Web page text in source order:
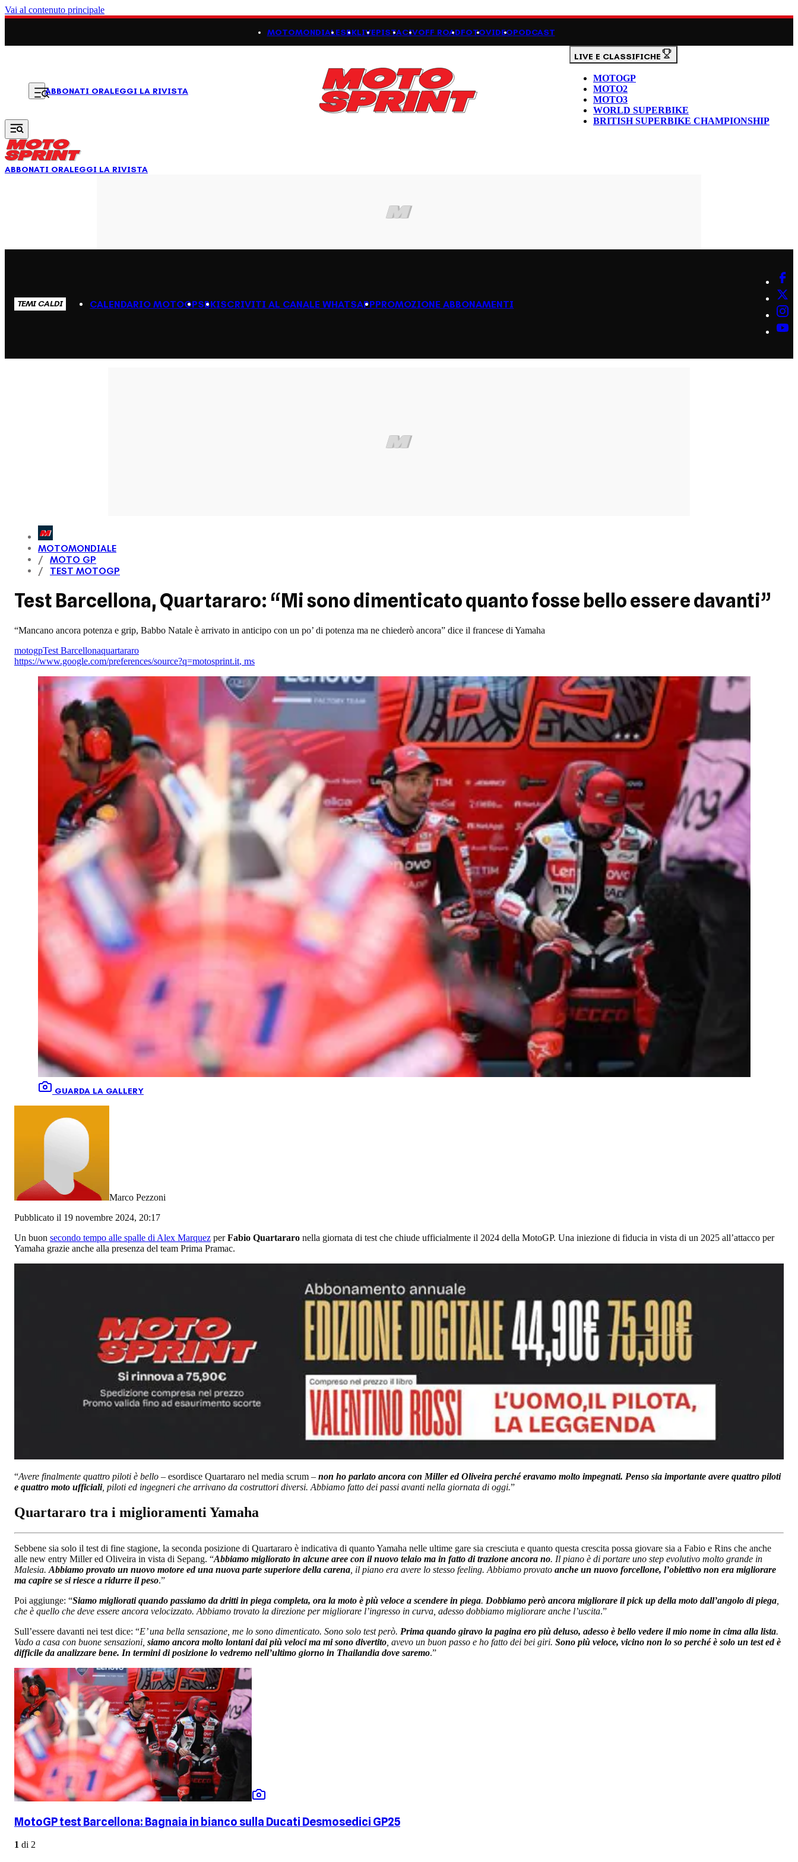
Vai al contenuto principale
MOTOMONDIALESBKLIVEPISTACIVOFF ROADFOTOVIDEOPODCAST
ABBONATI ORALEGGI LA RIVISTA
LIVE E CLASSIFICHE
MOTOGP
MOTO2
MOTO3
WORLD SUPERBIKE
BRITISH SUPERBIKE CHAMPIONSHIP
ABBONATI ORALEGGI LA RIVISTA
TEMI CALDI CALENDARIO MOTOGPSBKISCRIVITI AL CANALE WHATSAPPPROMOZIONE ABBONAMENTI
MOTOMONDIALE
MOTO GP
TEST MOTOGP
Test Barcellona, Quartararo: “Mi sono dimenticato quanto fosse bello essere davanti”
“Mancano ancora potenza e grip, Babbo Natale è arrivato in anticipo con un po’ di potenza ma ne chiederò ancora” dice il francese di Yamaha
motogpTest Barcellonaquartararo
https://www.google.com/preferences/source?q=motosprint.it, ms
GUARDA LA GALLERY
Marco Pezzoni
Pubblicato il 19 novembre 2024, 20:17
Un buon secondo tempo alle spalle di Alex Marquez perFabio Quartararo nella giornata di test che chiude ufficialmente il 2024 della MotoGP. Una iniezione di fiducia in vista di un 2025 all’attacco per
Yamaha grazie anche alla presenza del team Prima Pramac.
“Avere finalmente quattro piloti è bello – esordisce Quartararo nel media scrum – non ho parlato ancora con Miller ed Oliveira perché eravamo molto impegnati. Penso sia importante avere quattro piloti
e quattro moto ufficiali, piloti ed ingegneri che arrivano da costruttori diversi. Abbiamo fatto dei passi avanti nella giornata di oggi.”
Quartararo tra i miglioramenti Yamaha
Sebbene sia solo il test di fine stagione, la seconda posizione di Quartararo è indicativa di quanto Yamaha nelle ultime gare sia cresciuta e quanto questa crescita possa giovare sia a Fabio e Rins che anche
alle new entry Miller ed Oliveira in vista di Sepang. “Abbiamo migliorato in alcune aree con il nuovo telaio ma in fatto di trazione ancora no. Il piano è di portare uno step evolutivo molto grande in
Malesia. Abbiamo provato un nuovo motore ed una nuova parte superiore della carena , il piano era avere lo stesso feeling. Abbiamo provato anche un nuovo forcellone, l’obiettivo non era migliorare
ma capire se si riesce a ridurre il peso.”
Poi aggiunge: “Siamo migliorati quando passiamo da dritti in piega completa, ora la moto è più veloce a scendere in piega. Dobbiamo però ancora migliorare il pick up della moto dall’angolo di piega
che è quello che deve essere ancora velocizzato. Abbiamo trovato la direzione per migliorare l’ingresso in curva, adesso dobbiamo migliorare anche l’uscita.”
Sull’essere davanti nei test dice: “E’ una bella sensazione, me lo sono dimenticato. Sono solo test però. Prima quando giravo la pagina ero più deluso, adesso è bello vedere il mio nome in cima alla lista.
Vado a casa con buone sensazioni, siamo ancora molto lontani dai più veloci ma mi sono divertito , avevo un buon passo e ho fatto dei bei giri. Sono più veloce, vicino non lo so perché è solo un test ed è
difficile da analizzare bene. In termini di posizione lo vedremo nell’ultimo giorno in Thailandia dove saremo.”
MotoGP test Barcellona: Bagnaia in bianco sulla Ducati Desmosedici GP25
1 di 2